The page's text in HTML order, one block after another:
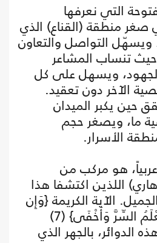
التي نعرفها
صغر منطقة (القناع) الذي
ويسهّل التواصل والتعاون
تنساب المشاعر
الجهود، ويسهل على كل
الآخر دون تعقيد.
حين يكبر الميدان
ما، ويصغر حجم
الأسرار.
هو مركب من
اللذين اكتشفا هذا
الآية الكريمة {وَإِن
تَجْهَرْ بِالْقَوْلِ فَإِنَّهُ يَعْلَمُ السِّرَّ وَأَخْفَى} (7)
بالجهر الذي